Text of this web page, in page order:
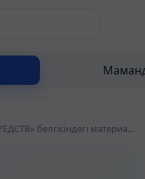
«ХАРАКТЕРИСТИКА СНОТВОРНЫХ СРЕДСТВ» белгісіндегі материалдар